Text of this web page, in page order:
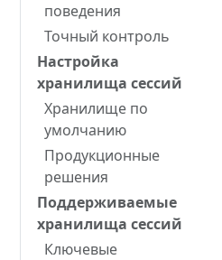
поведения
Точный контроль
Настройка
хранилища сессий
Хранилище по
умолчанию
Продукционные
решения
Поддерживаемые
хранилища сессий
Ключевые